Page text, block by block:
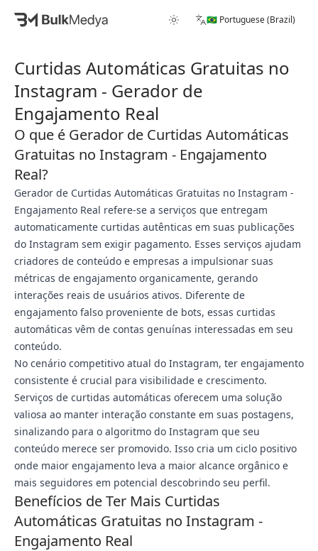
🇧🇷 Portuguese (Brazil)
Curtidas Automáticas Gratuitas no
Instagram - Gerador de
Engajamento Real
O que é Gerador de Curtidas Automáticas
Gratuitas no Instagram - Engajamento
Real?
Gerador de Curtidas Automáticas Gratuitas no Instagram -
Engajamento Real refere-se a serviços que entregam
automaticamente curtidas autênticas em suas publicações
do Instagram sem exigir pagamento. Esses serviços ajudam
criadores de conteúdo e empresas a impulsionar suas
métricas de engajamento organicamente, gerando
interações reais de usuários ativos. Diferente de
engajamento falso proveniente de bots, essas curtidas
automáticas vêm de contas genuínas interessadas em seu
conteúdo.
No cenário competitivo atual do Instagram, ter engajamento
consistente é crucial para visibilidade e crescimento.
Serviços de curtidas automáticas oferecem uma solução
valiosa ao manter interação constante em suas postagens,
sinalizando para o algoritmo do Instagram que seu
conteúdo merece ser promovido. Isso cria um ciclo positivo
onde maior engajamento leva a maior alcance orgânico e
mais seguidores em potencial descobrindo seu perfil.
Benefícios de Ter Mais Curtidas
Automáticas Gratuitas no Instagram -
Engajamento Real